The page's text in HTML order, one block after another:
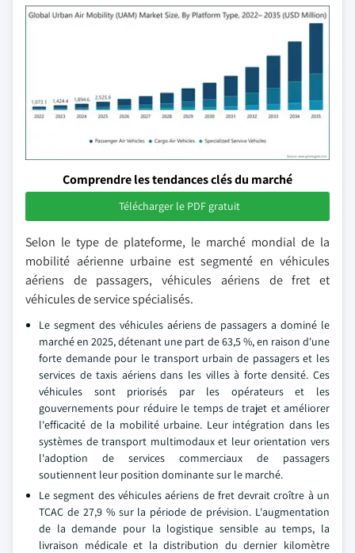
Comprendre les tendances clés du marché
Télécharger le PDF gratuit
Selon le type de plateforme, le marché mondial de la
mobilité aérienne urbaine est segmenté en véhicules
aériens de passagers, véhicules aériens de fret et
véhicules de service spécialisés.
Le segment des véhicules aériens de passagers a dominé le
marché en 2025, détenant une part de 63,5 %, en raison d'une
forte demande pour le transport urbain de passagers et les
services de taxis aériens dans les villes à forte densité. Ces
véhicules sont priorisés par les opérateurs et les
gouvernements pour réduire le temps de trajet et améliorer
l'efficacité de la mobilité urbaine. Leur intégration dans les
systèmes de transport multimodaux et leur orientation vers
l'adoption de services commerciaux de passagers
soutiennent leur position dominante sur le marché.
Le segment des véhicules aériens de fret devrait croître à un
TCAC de 27,9 % sur la période de prévision. L'augmentation
de la demande pour la logistique sensible au temps, la
livraison médicale et la distribution du dernier kilomètre